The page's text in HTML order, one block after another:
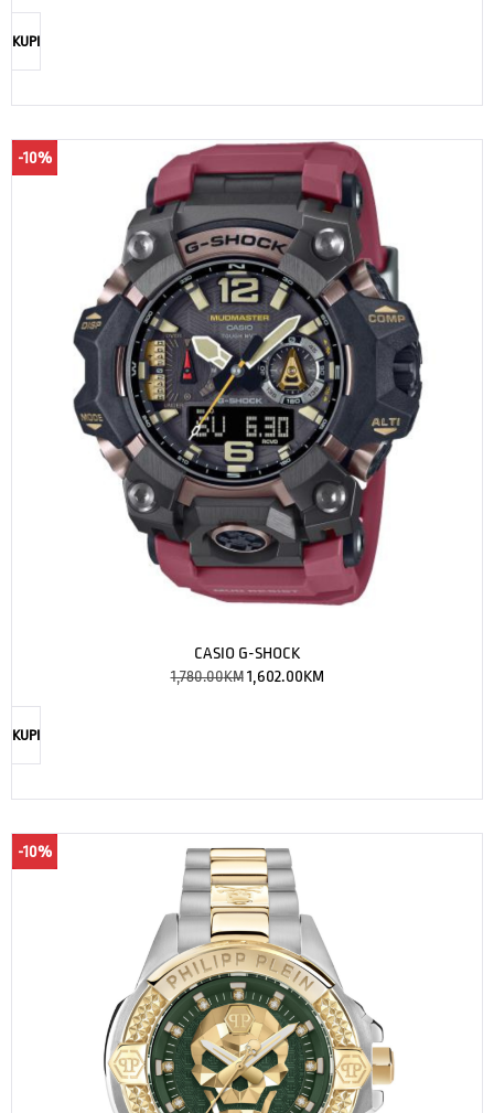
KUPI
-10%
CASIO G-SHOCK
1,780.00KM 1,602.00KM
KUPI
-10%